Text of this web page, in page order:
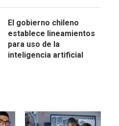
El gobierno chileno
establece lineamientos
para uso de la
inteligencia artificial